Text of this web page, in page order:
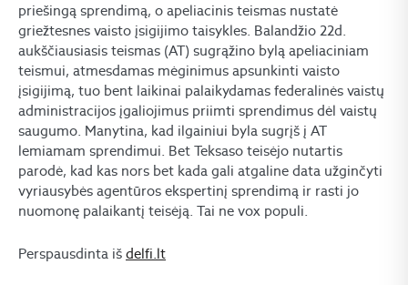
priešingą sprendimą, o apeliacinis teismas nustatė
griežtesnes vaisto įsigijimo taisykles. Balandžio 22d.
aukščiausiasis teismas (AT) sugrąžino bylą apeliaciniam
teismui, atmesdamas mėginimus apsunkinti vaisto
įsigijimą, tuo bent laikinai palaikydamas federalinės vaistų
administracijos įgaliojimus priimti sprendimus dėl vaistų
saugumo. Manytina, kad ilgainiui byla sugrįš į AT
lemiamam sprendimui. Bet Teksaso teisėjo nutartis
parodė, kad kas nors bet kada gali atgaline data užginčyti
vyriausybės agentūros ekspertinį sprendimą ir rasti jo
nuomonę palaikantį teisėją. Tai ne vox populi.
Perspausdinta iš delfi.lt